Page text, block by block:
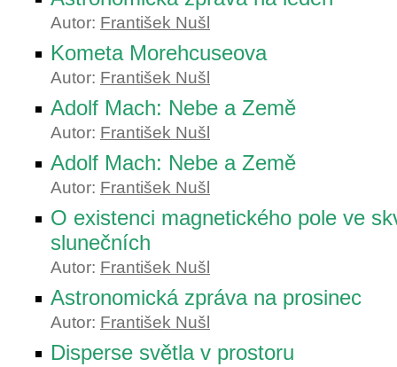
Autor: František Nušl
Kometa Morehcuseova
Autor: František Nušl
Adolf Mach: Nebe a Země
Autor: František Nušl
Adolf Mach: Nebe a Země
Autor: František Nušl
O existenci magnetického pole ve
slunečních
Autor: František Nušl
Astronomická zpráva na prosinec
Autor: František Nušl
Disperse světla v prostoru